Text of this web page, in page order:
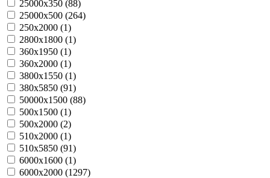
25000х350 (88)
25000х500 (264)
250х2000 (1)
2800х1800 (1)
360х1950 (1)
360х2000 (1)
3800х1550 (1)
380х5850 (91)
50000х1500 (88)
500х1500 (1)
500х2000 (2)
510х2000 (1)
510х5850 (91)
6000х1600 (1)
6000х2000 (1297)